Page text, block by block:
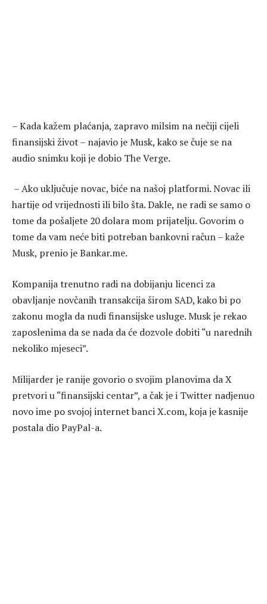
– Kada kažem plaćanja, zapravo milsim na nečiji cijeli
finansijski život – najavio je Musk, kako se čuje se na
audio snimku koji je dobio The Verge.
– Ako uključuje novac, biće na našoj platformi. Novac ili
hartije od vrijednosti ili bilo šta. Dakle, ne radi se samo o
tome da pošaljete 20 dolara mom prijatelju. Govorim o
tome da vam neće biti potreban bankovni račun – kaže
Musk, prenio je Bankar.me.
Kompanija trenutno radi na dobijanju licenci za
obavljanje novčanih transakcija širom SAD, kako bi po
zakonu mogla da nudi finansijske usluge. Musk je rekao
zaposlenima da se nada da će dozvole dobiti “u narednih
nekoliko mjeseci”.
Milijarder je ranije govorio o svojim planovima da X
pretvori u “finansijski centar”, a čak je i Twitter nadjenuo
novo ime po svojoj internet banci X.com, koja je kasnije
postala dio PayPal-a.